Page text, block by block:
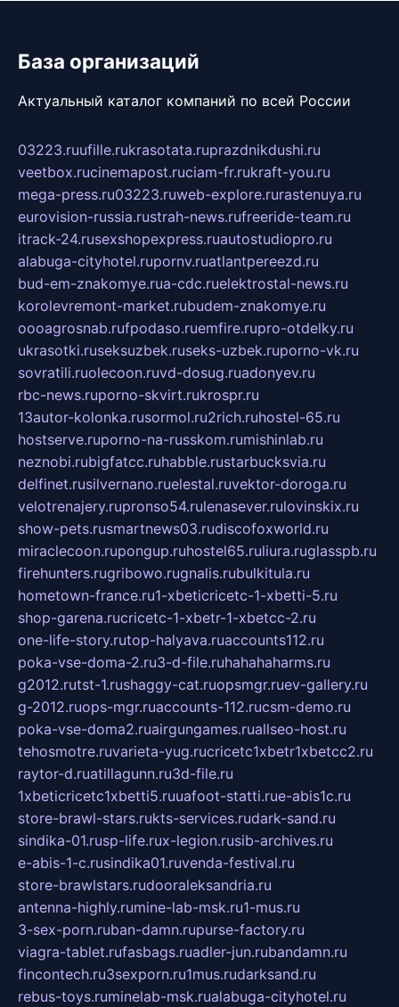
База организаций
Актуальный каталог компаний по всей России
03223.ruufille.rukrasotata.ruprazdnikdushi.ru
veetbox.rucinemapost.ruciam-fr.rukraft-you.ru
mega-press.ru03223.ruweb-explore.rurastenuya.ru
eurovision-russia.rustrah-news.rufreeride-team.ru
itrack-24.rusexshopexpress.ruautostudiopro.ru
alabuga-cityhotel.rupornv.ruatlantpereezd.ru
bud-em-znakomye.rua-cdc.ruelektrostal-news.ru
korolevremont-market.rubudem-znakomye.ru
oooagrosnab.rufpodaso.ruemfire.rupro-otdelky.ru
ukrasotki.ruseksuzbek.ruseks-uzbek.ruporno-vk.ru
sovratili.ruolecoon.ruvd-dosug.ruadonyev.ru
rbc-news.ruporno-skvirt.rukrospr.ru
13autor-kolonka.rusormol.ru2rich.ruhostel-65.ru
hostserve.ruporno-na-russkom.rumishinlab.ru
neznobi.rubigfatcc.ruhabble.rustarbucksvia.ru
delfinet.rusilvernano.ruelestal.ruvektor-doroga.ru
velotrenajery.rupronso54.rulenasever.rulovinskix.ru
show-pets.rusmartnews03.rudiscofoxworld.ru
miraclecoon.rupongup.ruhostel65.ruliura.ruglasspb.ru
firehunters.rugribowo.rugnalis.rubulkitula.ru
hometown-france.ru1-xbeticricetc-1-xbetti-5.ru
shop-garena.rucricetc-1-xbetr-1-xbetcc-2.ru
one-life-story.rutop-halyava.ruaccounts112.ru
poka-vse-doma-2.ru3-d-file.ruhahahaharms.ru
g2012.rutst-1.rushaggy-cat.ruopsmgr.ruev-gallery.ru
g-2012.ruops-mgr.ruaccounts-112.rucsm-demo.ru
poka-vse-doma2.ruairgungames.ruallseo-host.ru
tehosmotre.ruvarieta-yug.rucricetc1xbetr1xbetcc2.ru
raytor-d.ruatillagunn.ru3d-file.ru
1xbeticricetc1xbetti5.ruuafoot-statti.rue-abis1c.ru
store-brawl-stars.rukts-services.rudark-sand.ru
sindika-01.rusp-life.rux-legion.rusib-archives.ru
e-abis-1-c.rusindika01.ruvenda-festival.ru
store-brawlstars.rudooraleksandria.ru
antenna-highly.rumine-lab-msk.ru1-mus.ru
3-sex-porn.ruban-damn.rupurse-factory.ru
viagra-tablet.rufasbags.ruadler-jun.rubandamn.ru
fincontech.ru3sexporn.ru1mus.rudarksand.ru
rebus-toys.ruminelab-msk.rualabuga-cityhotel.ru